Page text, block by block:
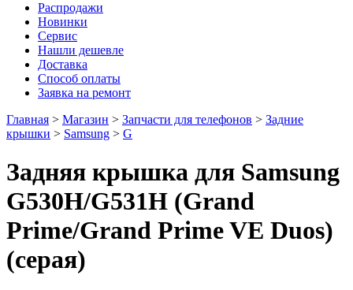
Распродажи
Новинки
Сервис
Нашли дешевле
Доставка
Способ оплаты
Заявка на ремонт
Главная > Магазин > Запчасти для телефонов > Задние
крышки > Samsung > G
Задняя крышка для Samsung
G530H/G531H (Grand
Prime/Grand Prime VE Duos)
(серая)